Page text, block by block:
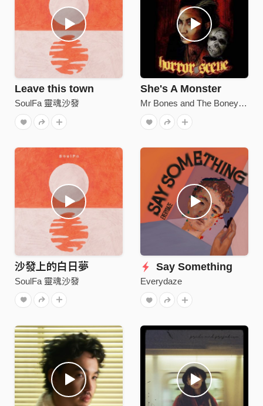
Leave this town
SoulFa 靈魂沙發
She's A Monster
Mr Bones and The Boneyard Circus
沙發上的白日夢
SoulFa 靈魂沙發
Say Something
Everydaze